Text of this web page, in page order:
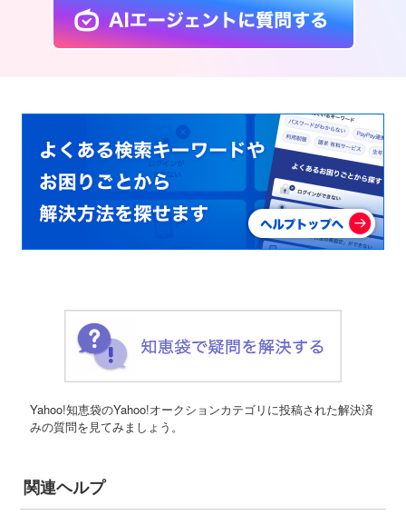
Yahoo!知恵袋のYahoo!オークションカテゴリに投稿された解決済
みの質問を見てみましょう。
関連ヘルプ